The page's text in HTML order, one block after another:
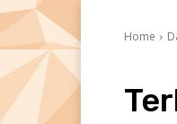
Home